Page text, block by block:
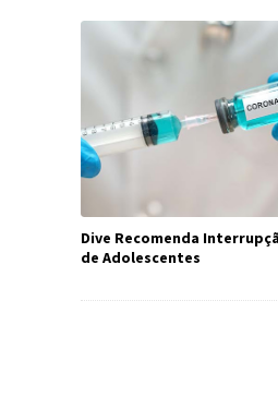
Dive Recomenda
de Adolescentes